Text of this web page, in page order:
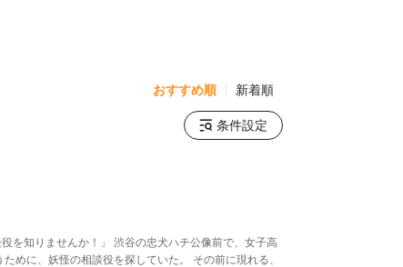
おすすめ順 新着順
条件設定
を知りませんか！」 渋谷の忠犬ハチ公像前で、女子高
めに、妖怪の相談役を探していた。 その前に現れる、